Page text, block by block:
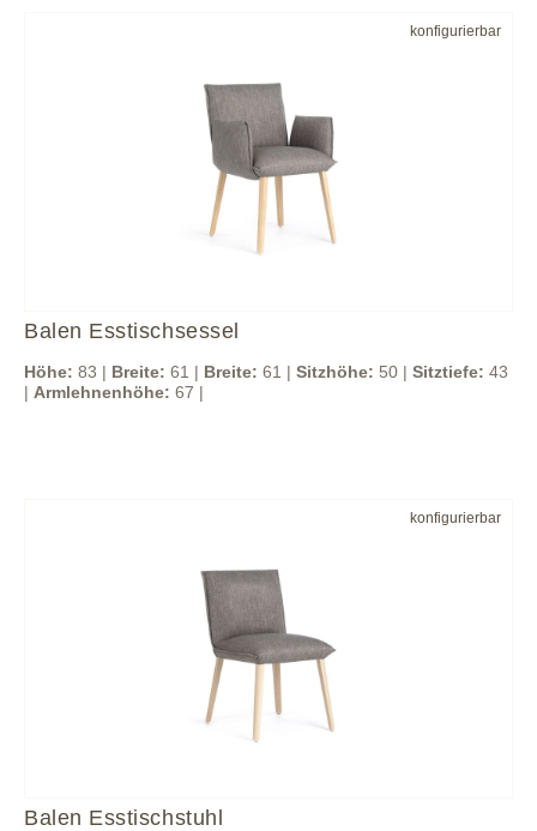
konfigurierbar
Balen Esstischsessel
Höhe: 83 | Breite: 61 | Breite: 61 | Sitzhöhe: 50 | Sitztiefe: 43
| Armlehnenhöhe: 67 |
konfigurierbar
Balen Esstischstuhl